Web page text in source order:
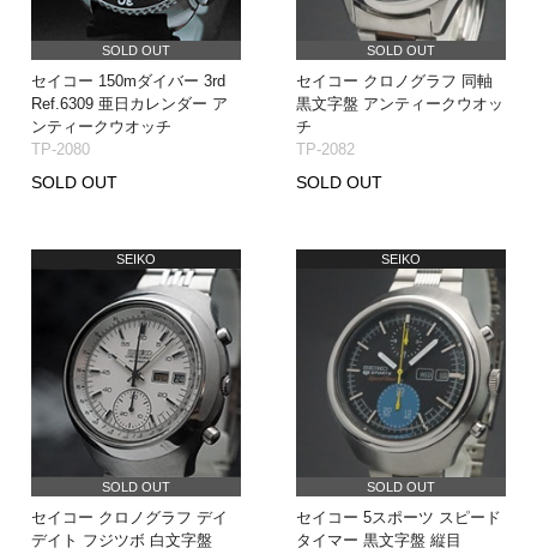
SOLD OUT
セイコー 150mダイバー 3rd
Ref.6309 亜日カレンダー ア
ンティークウオッチ
TP-2080
SOLD OUT
SOLD OUT
セイコー クロノグラフ 同軸
黒文字盤 アンティークウオッ
チ
TP-2082
SOLD OUT
SEIKO
SOLD OUT
セイコー クロノグラフ デイ
デイト フジツボ 白文字盤
SEIKO
SOLD OUT
セイコー 5スポーツ スピード
タイマー 黒文字盤 縦目